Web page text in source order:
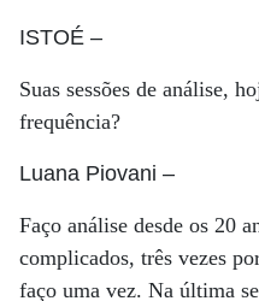
ISTOÉ –
Suas sessões de análise,
frequência?
Luana Piovani –
Faço análise desde os 20
complicados, três vezes
faço uma vez. Na última